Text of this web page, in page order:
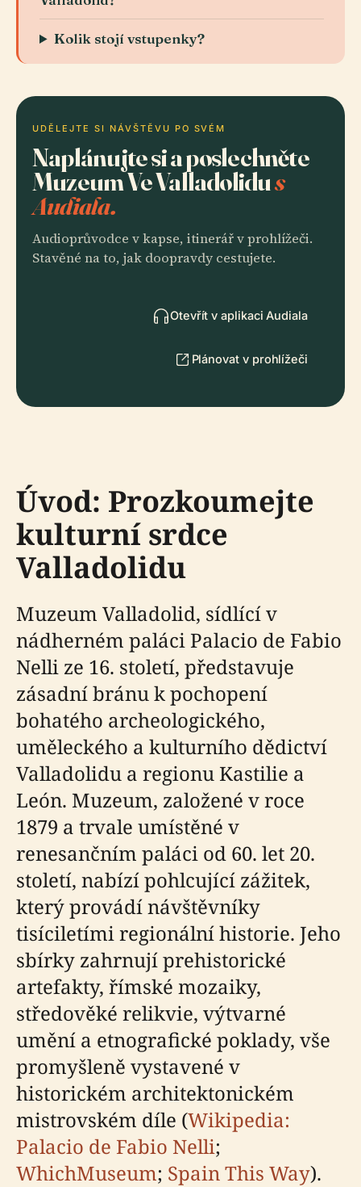
Kolik stojí vstupenky?
UDĚLEJTE SI NÁVŠTĚVU PO SVÉM
Naplánujte si a poslechněte
Muzeum Ve Valladolidus
Audiala.
Audioprůvodce v kapse, itinerář v prohlížeči.
Stavěné na to, jak doopravdy cestujete.
Otevřít v aplikaci Audiala
Plánovat v prohlížeči
Úvod: Prozkoumejte
kulturní srdce
Valladolidu
Muzeum Valladolid, sídlící v
nádherném paláci Palacio de Fabio
Nelli ze 16. století, představuje
zásadní bránu k pochopení
bohatého archeologického,
uměleckého a kulturního dědictví
Valladolidu a regionu Kastilie a
León. Muzeum, založené v roce
1879 a trvale umístěné v
renesančním paláci od 60. let 20.
století, nabízí pohlcující zážitek,
který provádí návštěvníky
tisíciletími regionální historie. Jeho
sbírky zahrnují prehistorické
artefakty, římské mozaiky,
středověké relikvie, výtvarné
umění a etnografické poklady, vše
promyšleně vystavené v
historickém architektonickém
mistrovském díle (Wikipedia:
Palacio de Fabio Nelli;
WhichMuseum; Spain This Way).